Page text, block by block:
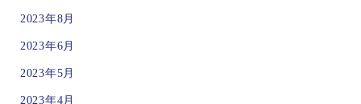
2023年8月
2023年6月
2023年5月
2023年4月